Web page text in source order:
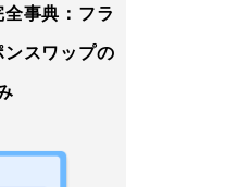
事典：フラ
ンスワップの